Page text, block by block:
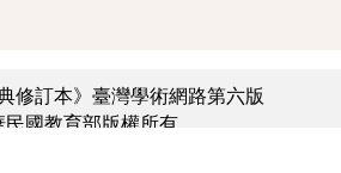
修訂本》臺灣學術網路第六版
民國教育部版權所有